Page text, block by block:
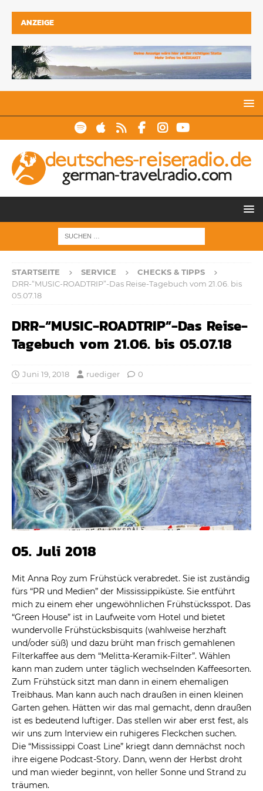
ANZEIGE
STARTSEITE SERVICE
CHECKS & TIPPS
DRR-“MUSIC-ROADTRIP”-Das Reise-Tagebuch vom 21.06. bis
05.07.18
DRR-“MUSIC-ROADTRIP”-Das Reise-
Tagebuch vom 21.06. bis 05.07.18
Juni 19, 2018 ruediger 0
05. Juli 2018
Mit Anna Roy zum Frühstück verabredet. Sie ist zuständig
fürs “PR und Medien” der Mississippiküste. Sie entführt
mich zu einem eher ungewöhnlichen Frühstücksspot. Das
“Green House” ist in Laufweite vom Hotel und bietet
wundervolle Frühstücksbisquits (wahlweise herzhaft
und/oder süß) und dazu brüht man frisch gemahlenen
Filterkaffee aus dem “Melitta-Keramik-Filter”. Wählen
kann man zudem unter täglich wechselnden Kaffeesorten.
Zum Frühstück sitzt man dann in einem ehemaligen
Treibhaus. Man kann auch nach draußen in einen kleinen
Garten gehen. Hätten wir das mal gemacht, denn draußen
ist es bedeutend luftiger. Das stellen wir aber erst fest, als
wir uns zum Interview ein ruhigeres Fleckchen suchen.
Die “Mississippi Coast Line” kriegt dann demnächst noch
ihre eigene Podcast-Story. Dann, wenn der Herbst droht
und man wieder beginnt, von heller Sonne und Strand zu
träumen.